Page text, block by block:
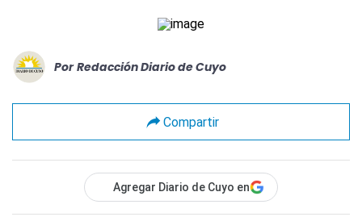
Por Redacción Diario de Cuyo
Compartir
Agregar Diario de Cuyo en